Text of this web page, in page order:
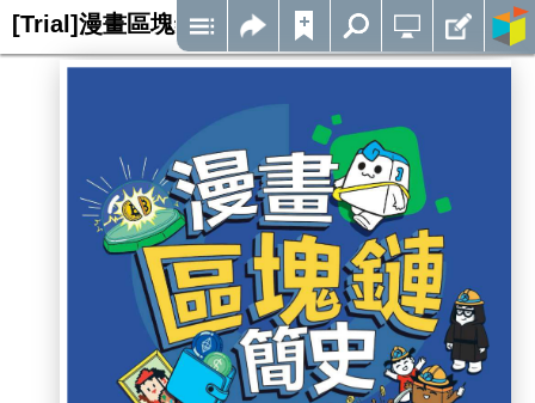
[Trial]漫畫區塊鏈簡史